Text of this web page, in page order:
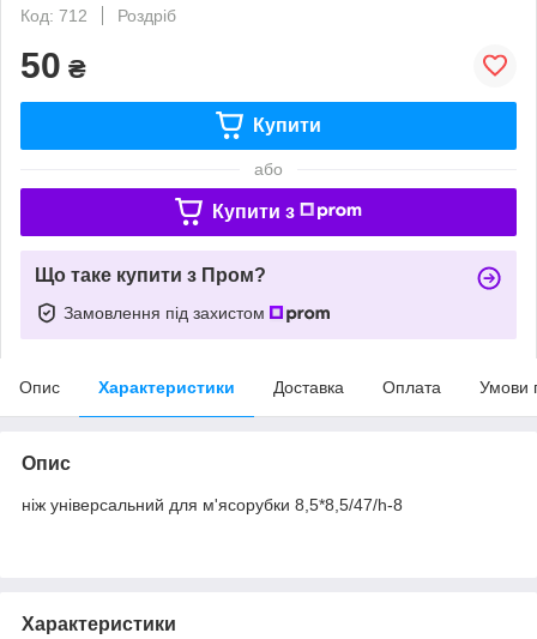
Код: 712
Роздріб
50 ₴
Купити
або
Купити з
Що таке купити з Пром?
Замовлення під захистом
Опис Характеристики Доставка Оплата Умови
Опис
ніж універсальний для м'ясорубки 8,5*8,5/47/h-8
Характеристики